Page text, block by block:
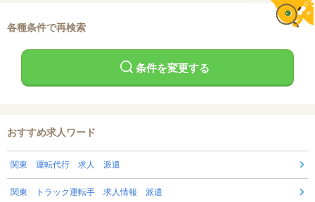
各種条件で再検索
条件を変更する
おすすめ求人ワード
関東 運転代行 求人 派遣
関東 トラック運転手 求人情報 派遣